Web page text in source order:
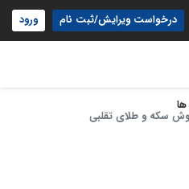
درخواست ویرایش/ثبت نام ورود
سکه و طلای تقلبی